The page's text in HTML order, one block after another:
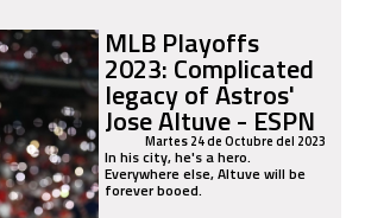
MLB Playoffs
2023: Complicated
legacy of Astros'
Jose Altuve - ESPN
Martes 24 de Octubre del 2023
In his city, he's a hero.
Everywhere else, Altuve will be
forever booed.